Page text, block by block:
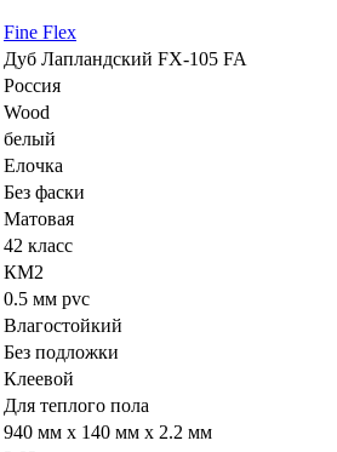
Fine Flex
Дуб Лапландский FX-105 FA
Россия
Wood
белый
Елочка
Без фаски
Матовая
42 класс
КМ2
0.5 мм pvc
Влагостойкий
Без подложки
Клеевой
Для теплого пола
940 мм x 140 мм x 2.2 мм